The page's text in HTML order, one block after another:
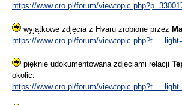
https://www.cro.pl/forum/
wyjątkowe zdjęcia z Hvaru zrobione przez
https://www.cro.pl/forum/viewtopic.php?t ...
pięknie udokumentowana zdjęciami relacji
okolic:
https://www.cro.pl/forum/viewtopic.php?t ...